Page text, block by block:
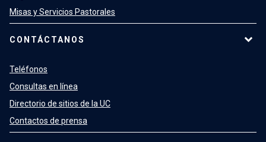
Misas y Servicios Pastorales
CONTÁCTANOS
Teléfonos
Consultas en línea
Directorio de sitios de la UC
Contactos de prensa